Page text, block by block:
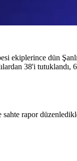
ekiplerince dün
38'i tutuklandı,
rapor